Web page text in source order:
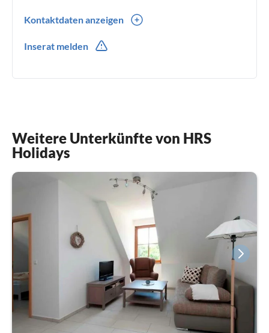
Kontaktdaten anzeigen
Inserat melden
Weitere Unterkünfte von HRS
Holidays